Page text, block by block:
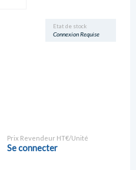
Etat de stock
Connexion Requise
Prix Revendeur HT€/Unité
Se connecter